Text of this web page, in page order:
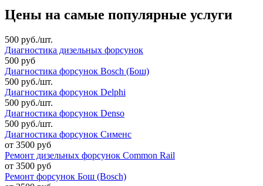
Цены на самые популярные услуги
500 руб./шт.
Диагностика дизельных форсунок
500 руб
Диагностика форсунок Bosch (Бош)
500 руб./шт.
Диагностика форсунок Delphi
500 руб./шт.
Диагностика форсунок Denso
500 руб./шт.
Диагностика форсунок Сименс
от 3500 руб
Ремонт дизельных форсунок Common Rail
от 3500 руб
Ремонт форсунок Бош (Bosch)